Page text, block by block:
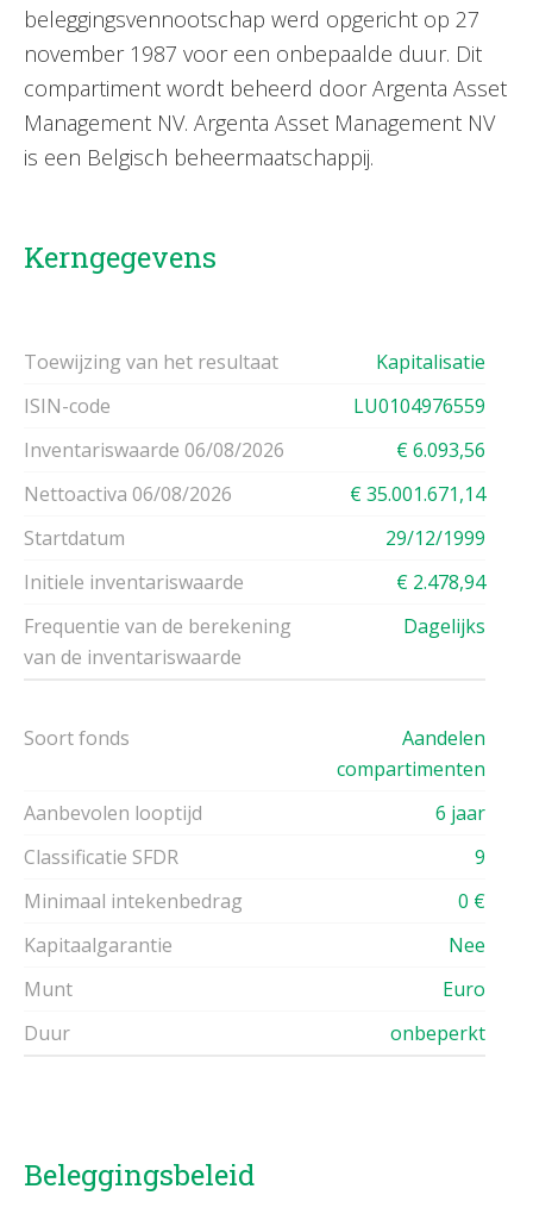
beleggingsvennootschap werd opgericht op 27
november 1987 voor een onbepaalde duur. Dit
compartiment wordt beheerd door Argenta Asset
Management NV. Argenta Asset Management NV
is een Belgisch beheermaatschappij.
Kerngegevens
Toewijzing van het resultaat
Kapitalisatie
ISIN-code
LU0104976559
Inventariswaarde 06/08/2026
€ 6.093,56
Nettoactiva 06/08/2026
€ 35.001.671,14
Startdatum
29/12/1999
Initiele inventariswaarde
€ 2.478,94
Frequentie van de berekening
van de inventariswaarde
Dagelijks
Soort fonds
Aandelen
compartimenten
Aanbevolen looptijd
6 jaar
Classificatie SFDR
9
Minimaal intekenbedrag
0 €
Kapitaalgarantie
Nee
Munt
Euro
Duur
onbeperkt
Beleggingsbeleid